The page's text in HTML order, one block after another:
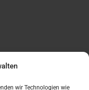
wir Technologien wie